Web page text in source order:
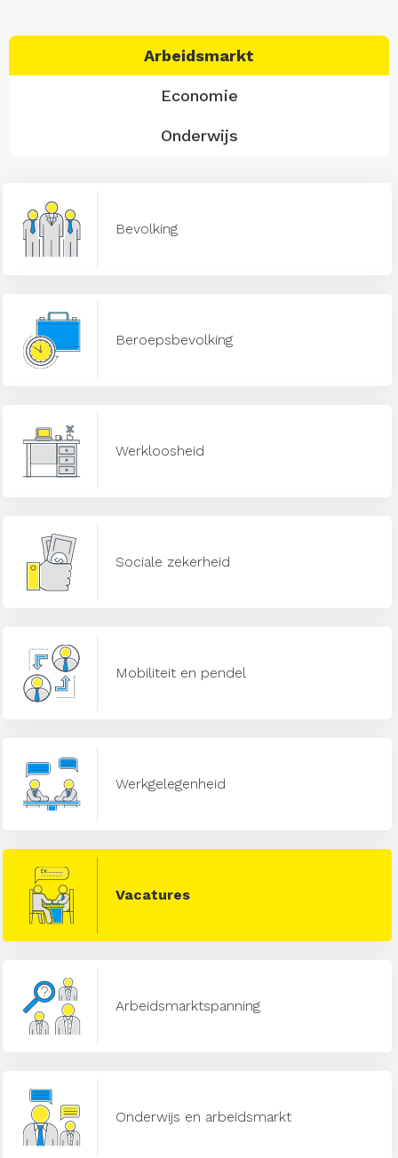
Arbeidsmarkt
Economie
Onderwijs
Bevolking
Beroepsbevolking
Werkloosheid
Sociale zekerheid
Mobiliteit en pendel
Werkgelegenheid
Vacatures
Arbeidsmarktspanning
Onderwijs en arbeidsmarkt